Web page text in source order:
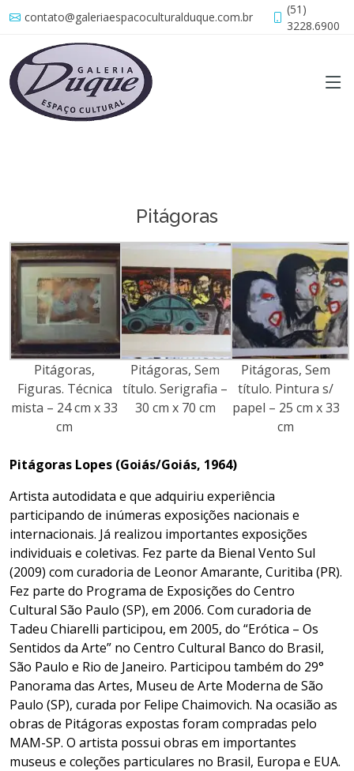
contato@galeriaespacoculturalduque.com.br
(51)
3228.6900
Pitágoras
Pitágoras,
Figuras. Técnica
mista – 24 cm x 33
cm
Pitágoras, Sem
título. Serigrafia –
30 cm x 70 cm
Pitágoras, Sem
título. Pintura s/
papel – 25 cm x 33
cm
Pitágoras Lopes (Goiás/Goiás, 1964)
Artista autodidata e que adquiriu experiência
participando de inúmeras exposições nacionais e
internacionais. Já realizou importantes exposições
individuais e coletivas. Fez parte da Bienal Vento Sul
(2009) com curadoria de Leonor Amarante, Curitiba (PR).
Fez parte do Programa de Exposições do Centro
Cultural São Paulo (SP), em 2006. Com curadoria de
Tadeu Chiarelli participou, em 2005, do “Erótica – Os
Sentidos da Arte” no Centro Cultural Banco do Brasil,
São Paulo e Rio de Janeiro. Participou também do 29°
Panorama das Artes, Museu de Arte Moderna de São
Paulo (SP), curada por Felipe Chaimovich. Na ocasião as
obras de Pitágoras expostas foram compradas pelo
MAM-SP. O artista possui obras em importantes
museus e coleções particulares no Brasil, Europa e EUA.